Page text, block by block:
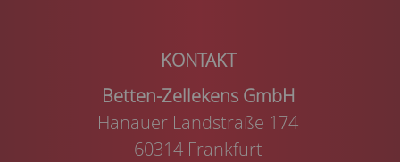
Betten-Zellekens GmbH
Hanauer Landstraße 174
60314 Frankfurt